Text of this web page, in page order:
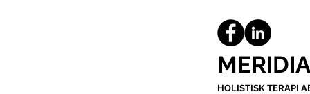
MERIDIA
HOLISTISK TERAPI